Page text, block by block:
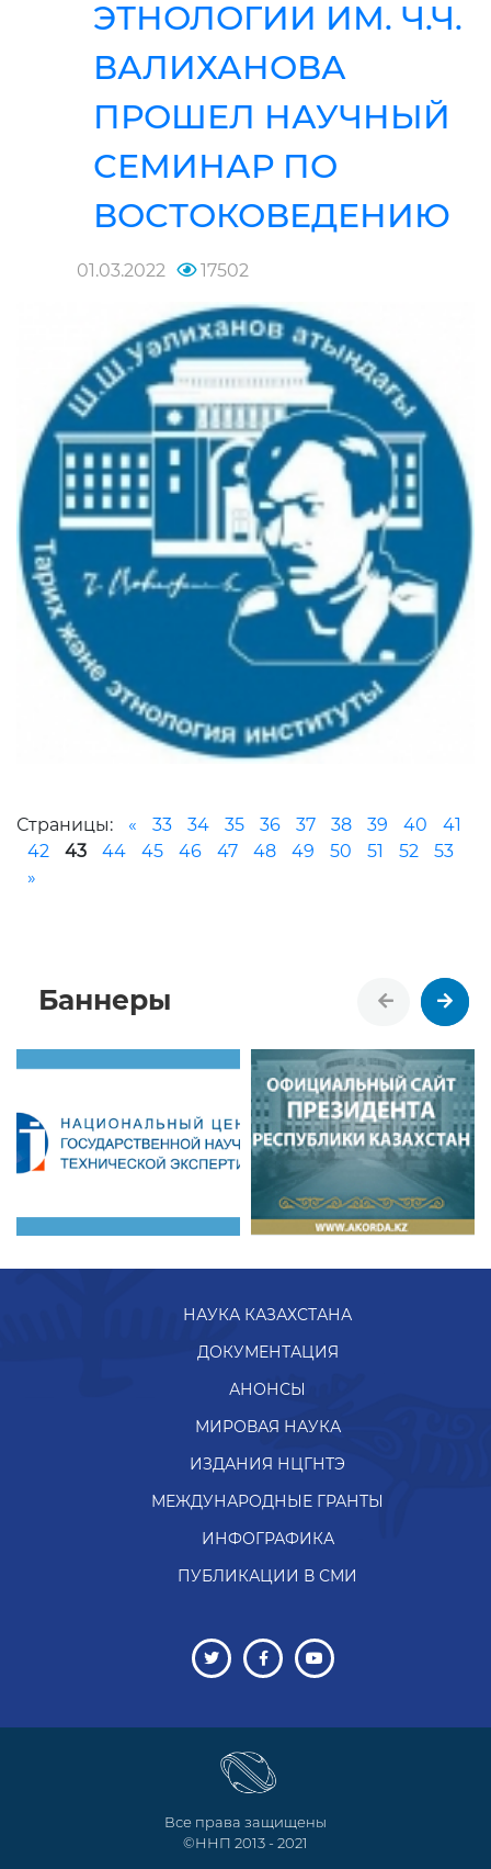
ЭТНОЛОГИИ ИМ. Ч.Ч.
ВАЛИХАНОВА
ПРОШЕЛ НАУЧНЫЙ
СЕМИНАР ПО
ВОСТОКОВЕДЕНИЮ
01.03.2022 17502
Страницы: « 33 34 35 36 37 38 39 40
41
42
43 44 45 46 47 48 49 50 51 52
53
»
Баннеры
НАУКА КАЗАХСТАНА
ДОКУМЕНТАЦИЯ
АНОНСЫ
МИРОВАЯ НАУКА
ИЗДАНИЯ НЦГНТЭ
МЕЖДУНАРОДНЫЕ ГРАНТЫ
ИНФОГРАФИКА
ПУБЛИКАЦИИ В СМИ
Все права защищены
©ННП 2013 - 2021